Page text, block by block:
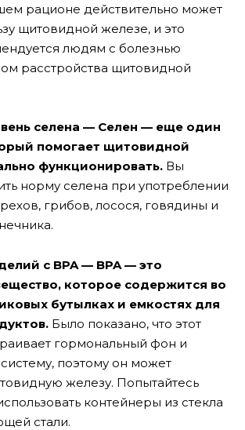
рационе действительно может
щитовидной железе, и это
людям с болезнью
расстройства щитовидной
селена — Селен — еще один
помогает щитовидной
функционировать. Вы
норму селена при употреблении
грибов, лосося, говядины и
с BPA — BPA — это
которое содержится во
бутылках и емкостях для
Было показано, что этот
гормональный фон и
поэтому он может
железу. Попытайтесь
контейнеры из стекла
стали.